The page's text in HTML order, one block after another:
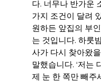
다. 너무나 반가운
가지 조건이 달려
원하든 앞집의 부
는 것입니다. 하룻
사가 다시 찾아왔
말했습니다. ‘저는
제 눈 한 쪽만 빼주